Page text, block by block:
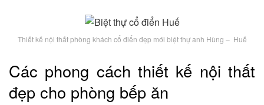
Thiết kế nội thất phòng khách cổ điển đẹp mới biệt thự anh Hùng – Huế
Các phong cách thiết kế nội thất
đẹp cho phòng bếp ăn